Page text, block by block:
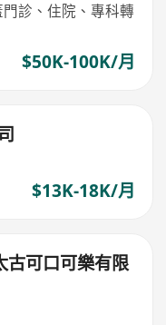
診、住院、專科轉
$50K-100K/月
$13K-18K/月
古可口可樂有限